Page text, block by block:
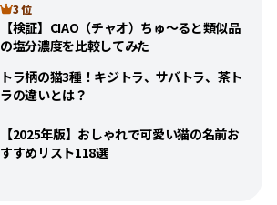
3 位
【検証】CIAO（チャオ）ちゅ〜ると類似品
の塩分濃度を比較してみた
トラ柄の猫3種！キジトラ、サバトラ、茶ト
ラの違いとは？
【2025年版】おしゃれで可愛い猫の名前お
すすめリスト118選